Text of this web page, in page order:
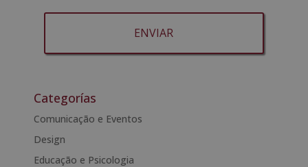
nos para o endereço admin@grupoesneca.com.
Deseja receber informação comercial (por telefone e/ou correio
t
r
n
a
Categorías
Comunicação e Eventos
Design
Educação e Psicologia